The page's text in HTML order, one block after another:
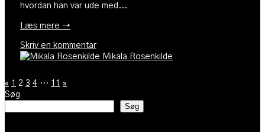
hvordan han var ude med...
Læs mere →
Skriv en kommentar
Mikala Rosenkilde
« 1 2 3 4 … 11 »
Søg
Søg